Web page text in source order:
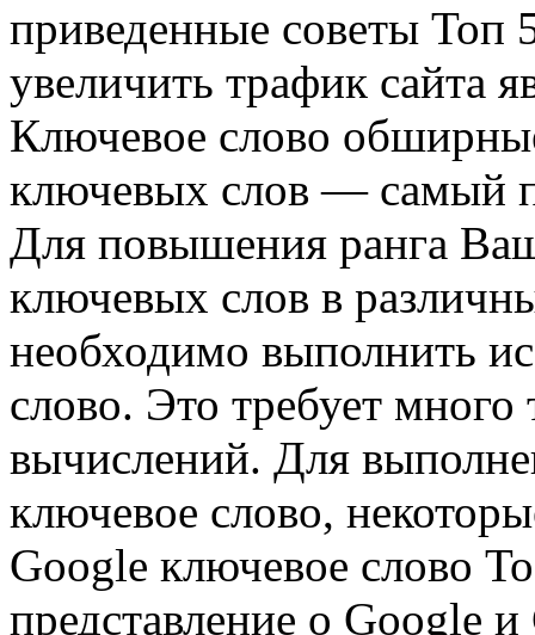
приведенные советы Топ
увеличить трафик сайта
Ключевое слово
ключевых слов — самый
Для повышения ранга
ключевых слов в
необходимо выполнить
слово. Это требует
вычислений. Для
ключевое слово,
Google ключевое слово
представление о Google